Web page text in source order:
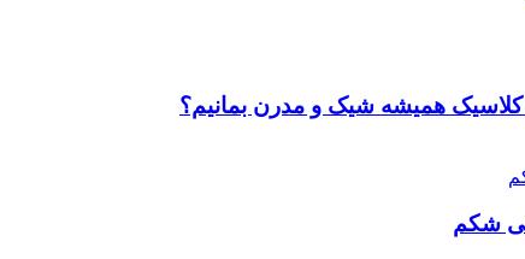
کلاسیک همیشه شیک و مدرن بمانیم؟
شکم